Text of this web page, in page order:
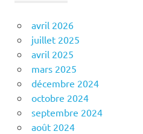
avril 2026
juillet 2025
avril 2025
mars 2025
décembre 2024
octobre 2024
septembre 2024
août 2024